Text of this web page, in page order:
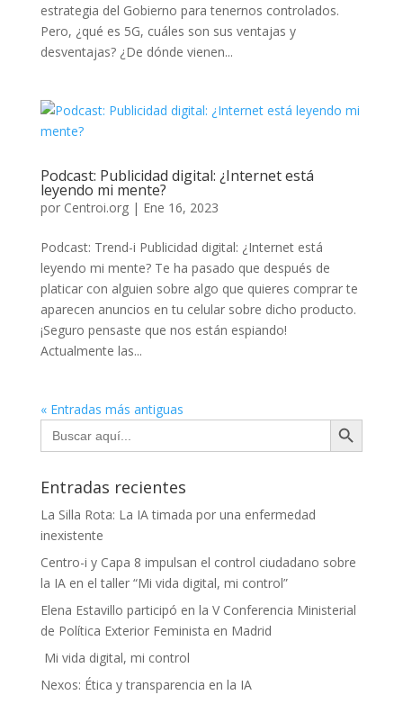
estrategia del Gobierno para tenernos controlados.
Pero, ¿qué es 5G, cuáles son sus ventajas y
desventajas? ¿De dónde vienen...
Podcast: Publicidad digital: ¿Internet está
leyendo mi mente?
por Centroi.org| Ene 16, 2023
Podcast: Trend-i Publicidad digital: ¿Internet está
leyendo mi mente? Te ha pasado que después de
platicar con alguien sobre algo que quieres comprar te
aparecen anuncios en tu celular sobre dicho producto.
¡Seguro pensaste que nos están espiando!
Actualmente las...
« Entradas más antiguas
Buscar:
Botón de búsqueda
Entradas recientes
La Silla Rota: La IA timada por una enfermedad
inexistente
Centro-i y Capa 8 impulsan el control ciudadano sobre
la IA en el taller “Mi vida digital, mi control”
Elena Estavillo participó en la V Conferencia Ministerial
de Política Exterior Feminista en Madrid
Mi vida digital, mi control
Nexos: Ética y transparencia en la IA